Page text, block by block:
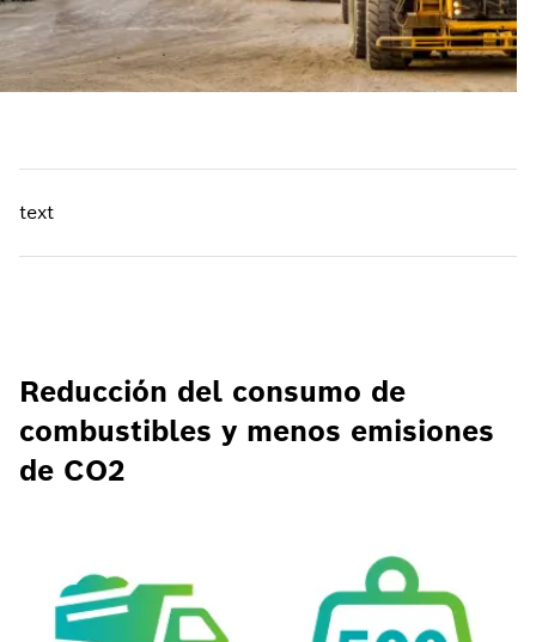
text
Reducción del consumo de
combustibles y menos emisiones
de CO2